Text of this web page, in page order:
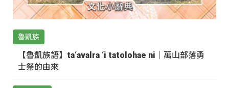
魯凱族
【魯凱族語】ta‘avalra ‘i tatolohae ni｜萬山部落勇
士祭的由來